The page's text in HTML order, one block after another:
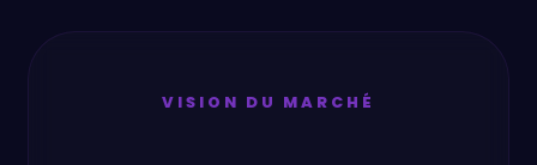
VISION DU MARCHÉ